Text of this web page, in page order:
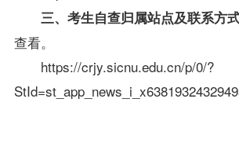
三、考生自查归属站点及联系方
查看。
https://crjy.sicnu.edu.cn/p/0/?